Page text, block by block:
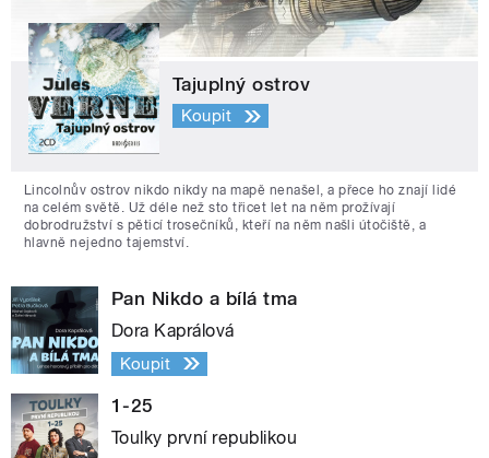
Tajuplný ostrov
Koupit
Lincolnův ostrov nikdo nikdy na mapě nenašel, a přece ho znají lidé
na celém světě. Už déle než sto třicet let na něm prožívají
dobrodružství s pěticí trosečníků, kteří na něm našli útočiště, a
hlavně nejedno tajemství.
Pan Nikdo a bílá tma
Dora Kaprálová
Koupit
1-25
Toulky první republikou